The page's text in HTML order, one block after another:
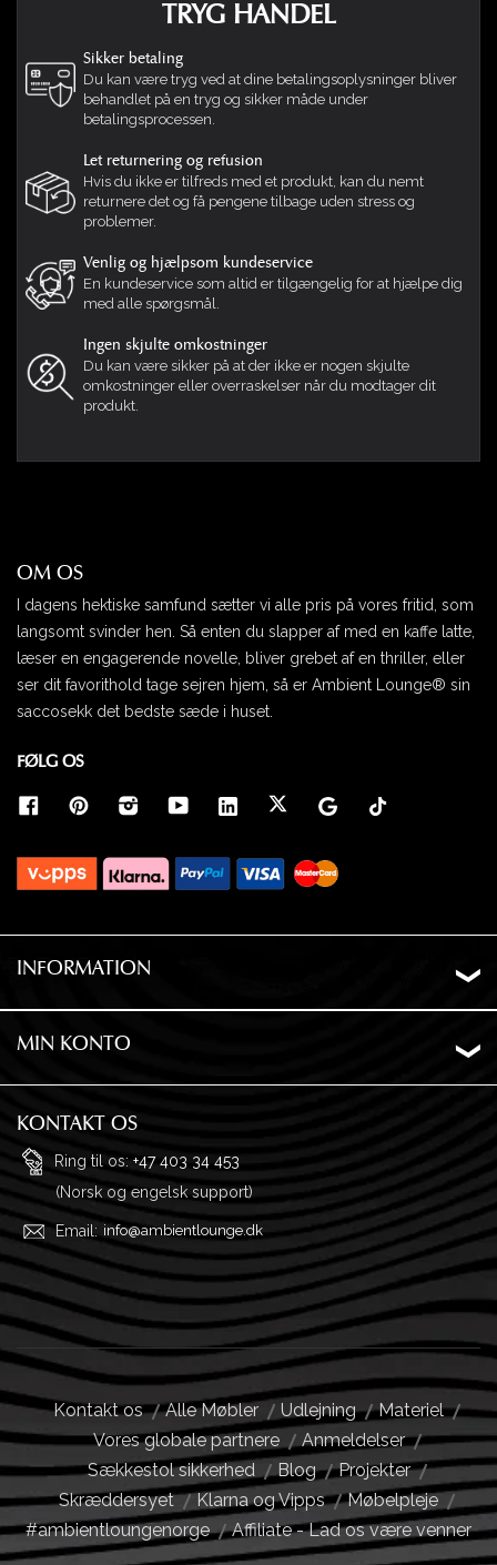
TRYG HANDEL
Sikker betaling
Du kan være tryg ved at dine betalingsoplysninger bliver
behandlet på en tryg og sikker måde under
betalingsprocessen.
Let returnering og refusion
Hvis du ikke er tilfreds med et produkt, kan du nemt
returnere det og få pengene tilbage uden stress og
problemer.
Venlig og hjælpsom kundeservice
En kundeservice som altid er tilgængelig for at hjælpe dig
med alle spørgsmål.
Ingen skjulte omkostninger
Du kan være sikker på at der ikke er nogen skjulte
omkostninger eller overraskelser når du modtager dit
produkt.
OM OS
I dagens hektiske samfund sætter vi alle pris på vores fritid, som
langsomt svinder hen. Så enten du slapper af med en kaffe latte,
læser en engagerende novelle, bliver grebet af en thriller, eller
ser dit favorithold tage sejren hjem, så er Ambient Lounge® sin
saccosekk det bedste sæde i huset.
FØLG OS
INFORMATION
Levering
Privatliv
Garanti og returnering
Ofte stillede spørgsmål
Købsvilkår
MIN KONTO
Ønskeliste
Adresser
KONTAKT OS
Ring til os: +47 403 34 453
(Norsk og engelsk support)
Email: info@ambientlounge.dk
Kontakt os Alle Møbler Udlejning
Materiel
Vores globale partnere
Anmeldelser
Sækkestol sikkerhed
Blog
Projekter
Skræddersyet
Klarna og Vipps
Møbelpleje
#ambientloungenorge
Affiliate - Lad os være venner